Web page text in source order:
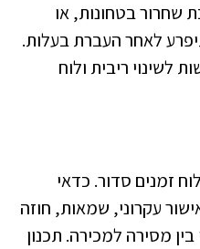
שחרור בטחונות, או
לאחר העברת בעלות.
לשינוי ריבית ולוח
זמנים סדור. כדאי
עקרוני, שמאות, חוזה
מסירה למכירה. תכנון